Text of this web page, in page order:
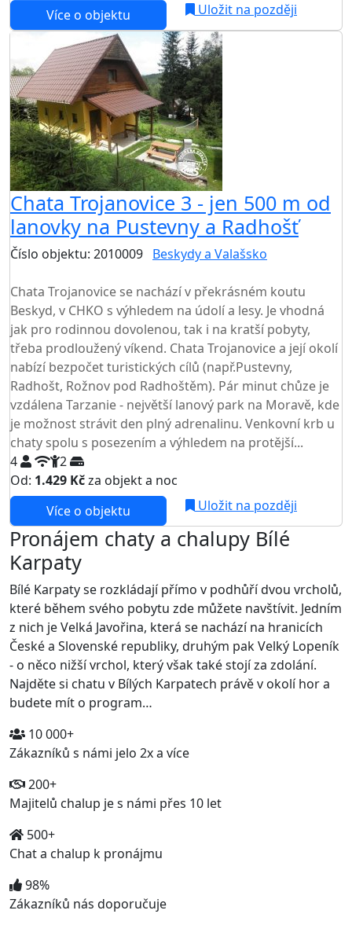
Více o objektu Uložit na později
Chata Trojanovice 3 - jen 500 m od
lanovky na Pustevny a Radhošť
Číslo objektu: 2010009 Beskydy a Valašsko
Chata Trojanovice se nachází v překrásném koutu
Beskyd, v CHKO s výhledem na údolí a lesy. Je vhodná
jak pro rodinnou dovolenou, tak i na kratší pobyty,
třeba prodloužený víkend. Chata Trojanovice a její okolí
nabízí bezpočet turistických cílů (např.Pustevny,
Radhošt, Rožnov pod Radhoštěm). Pár minut chůze je
vzdálena Tarzanie - největší lanový park na Moravě, kde
je možnost strávit den plný adrenalinu. Venkovní krb u
chaty spolu s posezením a výhledem na protější...
4
2
Od: 1.429 Kčza objekt a noc
Více o objektu Uložit na později
Pronájem chaty a chalupy Bílé
Karpaty
Bílé Karpaty se rozkládají přímo v podhůří dvou vrcholů,
které během svého pobytu zde můžete navštívit. Jedním
z nich je Velká Javořina, která se nachází na hranicích
České a Slovenské republiky, druhým pak Velký Lopeník
- o něco nižší vrchol, který však také stojí za zdolání.
Najděte si chatu v Bílých Karpatech právě v okolí hor a
budete mít o program…
10 000+
Zákazníků s námi jelo 2x a více
200+
Majitelů chalup je s námi přes 10 let
500+
Chat a chalup k pronájmu
98%
Zákazníků nás doporučuje